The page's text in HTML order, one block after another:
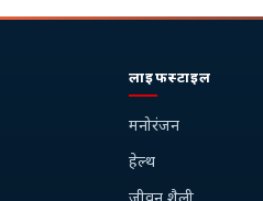
लाइफस्टाइल
मनोरंजन
हेल्थ